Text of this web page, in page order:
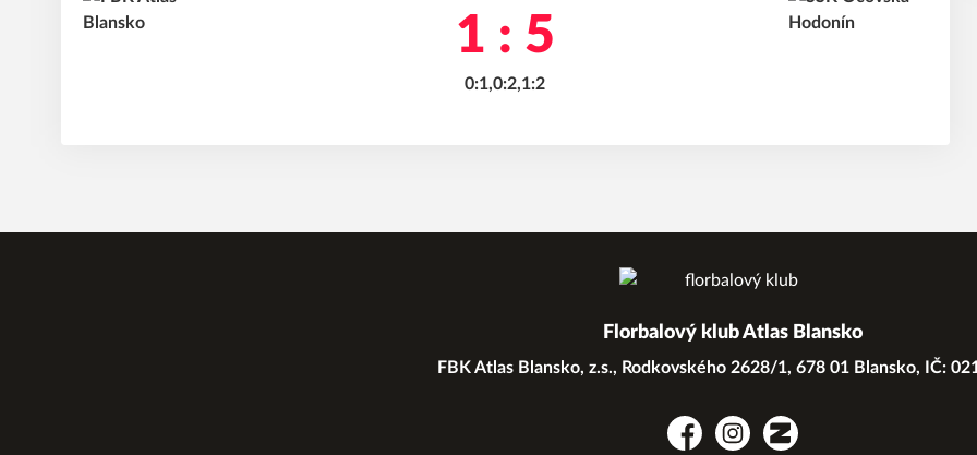
1 : 5
0:1,0:2,1:2
Florbalový klub Atlas Blansko
FBK Atlas Blansko, z.s., Rodkovského 2628/1, 678 01 Blansko, IČ:
FacebookInstagramZonerama